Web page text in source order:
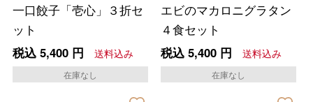
一口餃子「壱心」３折セ
ット
税込 5,400円 送料込み
在庫なし
エビのマカロニグラタン
４食セット
税込 5,400円 送料込み
在庫なし